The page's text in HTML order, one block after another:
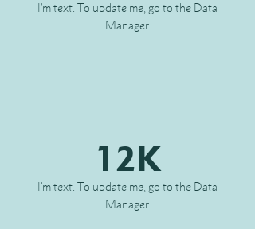
I’m text. To update me, go to the Data
Manager.
12K
I’m text. To update me, go to the Data
Manager.